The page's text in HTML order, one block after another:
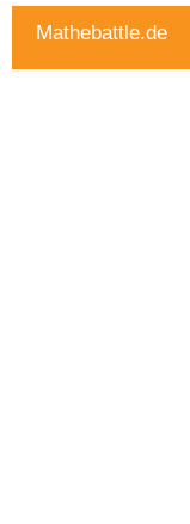
Mathebattle.de